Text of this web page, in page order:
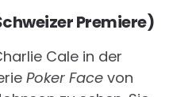
Premiere)
Cale in der
Poker Face von